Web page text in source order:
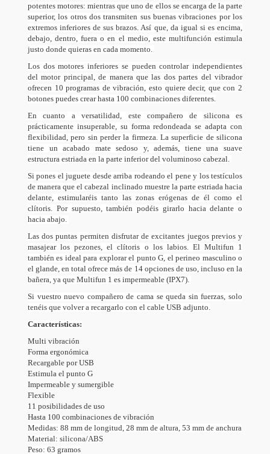
potentes motores: mientras que uno de ellos se encarga de la parte
superior, los otros dos transmiten sus buenas vibraciones por los
extremos inferiores de sus brazos. Así que, da igual si es encima,
debajo, dentro, fuera o en el medio, este multifunción estimula
justo donde quieras en cada momento.
Los dos motores inferiores se pueden controlar independientes
del motor principal, de manera que las dos partes del vibrador
ofrecen 10 programas de vibración, esto quiere decir, que con 2
botones puedes crear hasta 100 combinaciones diferentes.
En cuanto a versatilidad, este compañero de silicona es
prácticamente insuperable, su forma redondeada se adapta con
flexibilidad, pero sin perder la firmeza. La superficie de silicona
tiene un acabado mate sedoso y, además, tiene una suave
estructura estriada en la parte inferior del voluminoso cabezal.
Si pones el juguete desde arriba rodeando el pene y los testículos
de manera que el cabezal inclinado muestre la parte estriada hacia
delante, estimularéis tanto las zonas erógenas de él como el
clítoris. Por supuesto, también podéis girarlo hacia delante o
hacia abajo.
Las dos puntas permiten disfrutar de excitantes juegos previos y
masajear los pezones, el clítoris o los labios. El Multifun 1
también es ideal para explorar el punto G, el perineo masculino o
el glande, en total ofrece más de 14 opciones de uso, incluso en la
bañera, ya que Multifun 1 es impermeable (IPX7).
Si vuestro nuevo compañero de cama se queda sin fuerzas, solo
tenéis que volver a recargarlo con el cable USB adjunto.
Características:
Multi vibración
Forma ergonómica
Recargable por USB
Estimula el punto G
Impermeable y sumergible
Flexible
11 posibilidades de uso
Hasta 100 combinaciones de vibración
Medidas: 88 mm de longitud, 28 mm de altura, 53 mm de anchura
Material: silicona/ABS
Peso: 63 gramos